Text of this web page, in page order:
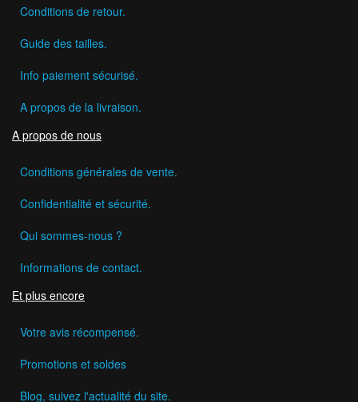
Conditions de retour.
Guide des tailles.
Info paiement sécurisé.
A propos de la livraison.
A propos de nous
Conditions générales de vente.
Confidentialité et sécurité.
Qui sommes-nous ?
Informations de contact.
Et plus encore
Votre avis récompensé.
Promotions et soldes
Blog, suivez l'actualité du site.